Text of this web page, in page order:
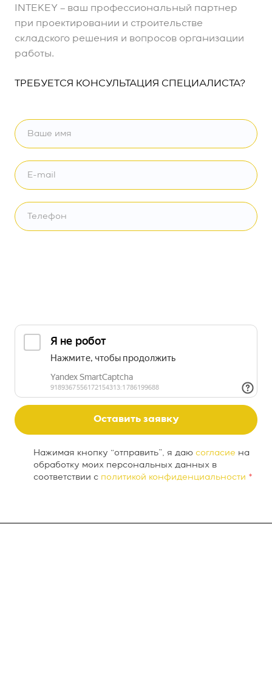
INTEKEY – ваш профессиональный партнер
при проектировании и строительстве
складского решения и вопросов организации
работы.
ТРЕБУЕТСЯ КОНСУЛЬТАЦИЯ СПЕЦИАЛИСТА?
Оставить заявку
Нажимая кнопку “отправить”, я даю согласие на
обработку моих персональных данных в
соответствии с политикой конфиденциальности *